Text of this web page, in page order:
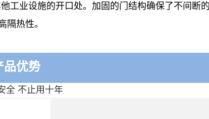
工业设施的开口处。加固的门结构确保了不间断
隔热性。
品优势
全 不止用十年